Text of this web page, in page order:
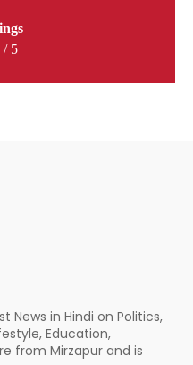
/ 5
News in Hindi on Politics,
Education,
from Mirzapur and is